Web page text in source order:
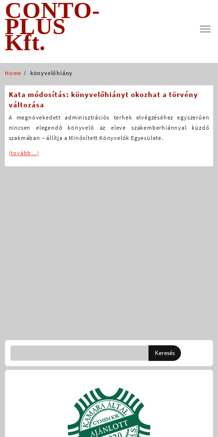
Skip
content
CONTO-
PLUS
Kft.
Home könyvelőhiány
Kata módosítás: könyvelőhiányt okozhat a törvény
változása
A megnövekedett adminisztrációs terhek elvégzéséhez egyszerűen
nincsen elegendő könyvelő az eleve szakemberhiánnyal küzdő
szakmában – állítja a Minősített Könyvelők Egyesülete.
(tovább…)